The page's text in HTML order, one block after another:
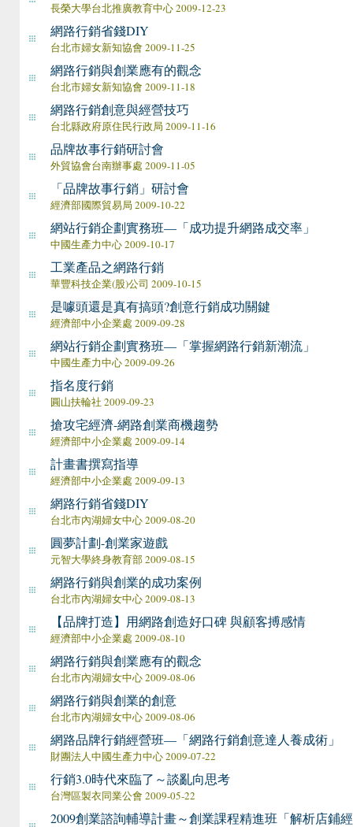
長榮大學台北推廣教育中心 2009-12-23
網路行銷省錢DIY
台北市婦女新知協會 2009-11-25
網路行銷與創業應有的觀念
台北市婦女新知協會 2009-11-18
網路行銷創意與經營技巧
台北縣政府原住民行政局 2009-11-16
品牌故事行銷研討會
外貿協會台南辦事處 2009-11-05
「品牌故事行銷」研討會
經濟部國際貿易局 2009-10-22
網站行銷企劃實務班—「成功提升網路成交率」
中國生產力中心 2009-10-17
工業產品之網路行銷
華豐科技企業(股)公司 2009-10-15
是噱頭還是真有搞頭?創意行銷成功關鍵
經濟部中小企業處 2009-09-28
網站行銷企劃實務班—「掌握網路行銷新潮流」
中國生產力中心 2009-09-26
指名度行銷
圓山扶輪社 2009-09-23
搶攻宅經濟-網路創業商機趨勢
經濟部中小企業處 2009-09-14
計畫書撰寫指導
經濟部中小企業處 2009-09-13
網路行銷省錢DIY
台北市內湖婦女中心 2009-08-20
圓夢計劃-創業家遊戲
元智大學終身教育部 2009-08-15
網路行銷與創業的成功案例
台北市內湖婦女中心 2009-08-13
【品牌打造】用網路創造好口碑 與顧客搏感情
經濟部中小企業處 2009-08-10
網路行銷與創業應有的觀念
台北市內湖婦女中心 2009-08-06
網路行銷與創業的創意
台北市內湖婦女中心 2009-08-06
網路品牌行銷經營班—「網路行銷創意達人養成術」
財團法人中國生產力中心 2009-07-22
行銷3.0時代來臨了～談亂向思考
台灣區製衣同業公會 2009-05-22
2009創業諮詢輔導計畫～創業課程精進班「解析店鋪